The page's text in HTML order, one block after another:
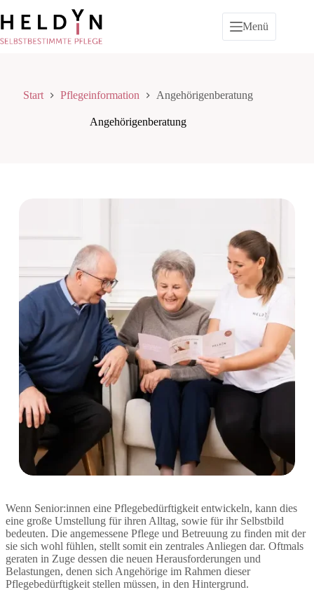
Inhalt
springen
Menü
Start Pflegeinformation Angehörigenberatung
Angehörigenberatung
Wenn Senior:innen eine Pflegebedürftigkeit entwickeln, kann dies
eine große Umstellung für ihren Alltag, sowie für ihr Selbstbild
bedeuten. Die angemessene Pflege und Betreuung zu finden mit der
sie sich wohl fühlen, stellt somit ein zentrales Anliegen dar. Oftmals
geraten in Zuge dessen die neuen Herausforderungen und
Belastungen, denen sich Angehörige im Rahmen dieser
Pflegebedürftigkeit stellen müssen, in den Hintergrund.